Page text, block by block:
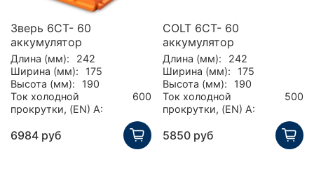
Зверь 6СТ- 60
аккумулятор
Длина (мм):
242
Ширина (мм):
175
Высота (мм):
190
Ток холодной
прокрутки, (EN) А:
600
6984 руб
COLT 6CT- 60
аккумулятор
Длина (мм):
242
Ширина (мм):
175
Высота (мм):
190
Ток холодной
прокрутки, (EN) А:
500
5850 руб